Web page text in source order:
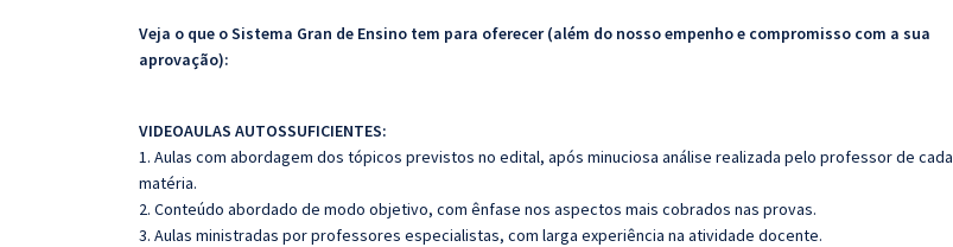
Veja o que o Sistema Gran de Ensino tem para oferecer (além do nosso empenho e compromisso com a sua
aprovação):
VIDEOAULAS AUTOSSUFICIENTES:
1. Aulas com abordagem dos tópicos previstos no edital, após minuciosa análise realizada pelo professor de cada
matéria.
2. Conteúdo abordado de modo objetivo, com ênfase nos aspectos mais cobrados nas provas.
3. Aulas ministradas por professores especialistas, com larga experiência na atividade docente.